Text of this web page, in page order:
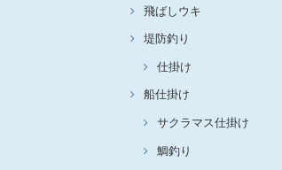
飛ばしウキ
堤防釣り
仕掛け
船仕掛け
サクラマス仕掛け
鯛釣り